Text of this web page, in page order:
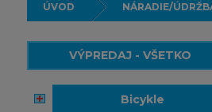
ÚVOD NÁRADIE/
VÝPREDAJ - VŠETKO
bicykle